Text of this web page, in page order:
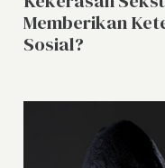
Memberikan
Sosial?